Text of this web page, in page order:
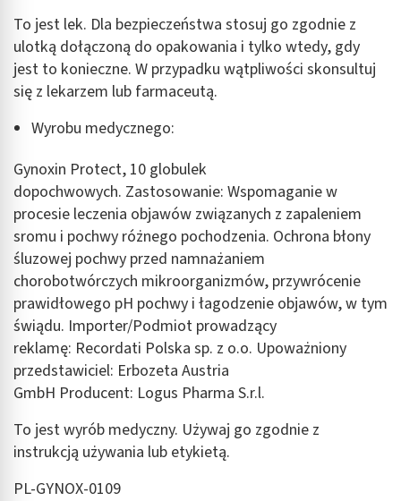
To jest lek. Dla bezpieczeństwa stosuj go zgodnie z
ulotką dołączoną do opakowania i tylko wtedy, gdy
jest to konieczne. W przypadku wątpliwości skonsultuj
się z lekarzem lub farmaceutą.
Wyrobu medycznego:
Gynoxin Protect, 10 globulek
dopochwowych. Zastosowanie: Wspomaganie w
procesie leczenia objawów związanych z zapaleniem
sromu i pochwy różnego pochodzenia. Ochrona błony
śluzowej pochwy przed namnażaniem
chorobotwórczych mikroorganizmów, przywrócenie
prawidłowego pH pochwy i łagodzenie objawów, w tym
świądu. Importer/Podmiot prowadzący
reklamę: Recordati Polska sp. z o.o. Upoważniony
przedstawiciel: Erbozeta Austria
GmbH Producent: Logus Pharma S.r.l.
To jest wyrób medyczny. Używaj go zgodnie z
instrukcją używania lub etykietą.
PL-GYNOX-0109